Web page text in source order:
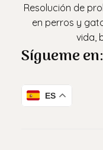
Resolución de
en perros y
vida,
Sígueme en:
ES